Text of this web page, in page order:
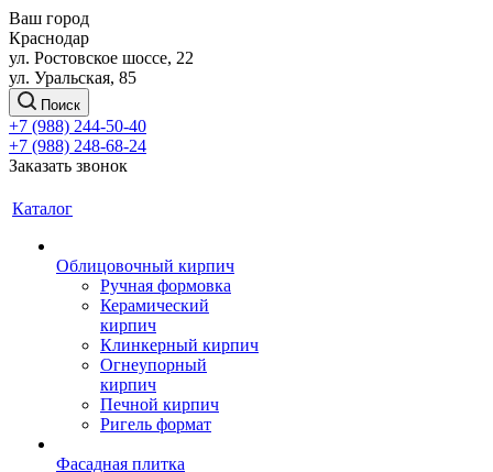
Ваш город
Краснодар
ул. Ростовское шоссе, 22
ул. Уральская, 85
Поиск
+7 (988) 244-50-40
+7 (988) 248-68-24
Заказать звонок
Каталог
Облицовочный кирпич
Ручная формовка
Керамический
кирпич
Клинкерный кирпич
Огнеупорный
кирпич
Печной кирпич
Ригель формат
Фасадная плитка